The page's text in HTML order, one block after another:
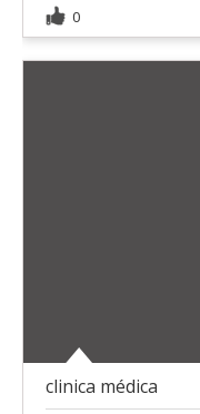
0
clinica médica